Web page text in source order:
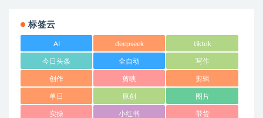
标签云
AI deepseek tiktok
今日头条 全自动 写作
创作 剪映 剪辑
单日 原创 图片
实操 小红书 带货